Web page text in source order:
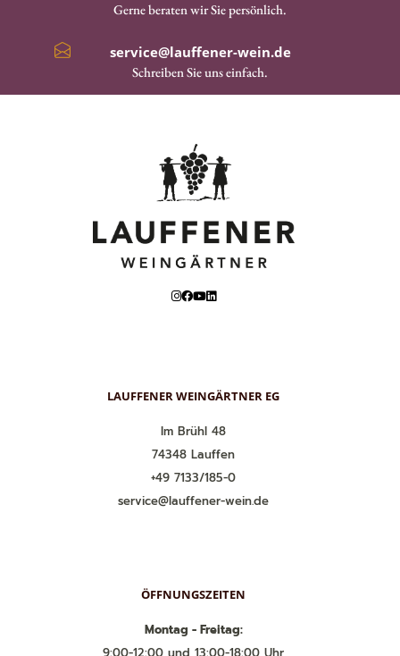
Gerne beraten wir Sie persönlich.
service@lauffener-wein.de
Schreiben Sie uns einfach.
LAUFFENER WEINGÄRTNER EG
Im Brühl 48
74348 Lauffen
+49 7133/185-0
service@lauffener-wein.de
ÖFFNUNGSZEITEN
Montag - Freitag: